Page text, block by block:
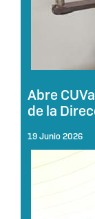
Abre
de la
19 Junio 2026